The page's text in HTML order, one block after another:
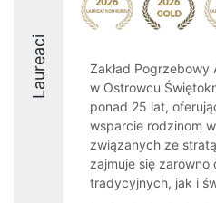
Laureaci
Zakład Pogrzebowy
w Ostrowcu
ponad 25 lat,
wsparcie rodzinom
związanych ze
zajmuje się zarówno
tradycyjnych, jak i